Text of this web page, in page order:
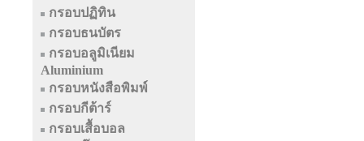
กรอบปฏิทิน
กรอบธนบัตร
กรอบอลูมิเนียม
Aluminium
กรอบหนังสือพิมพ์
กรอบกีต้าร์
กรอบเสื้อบอล